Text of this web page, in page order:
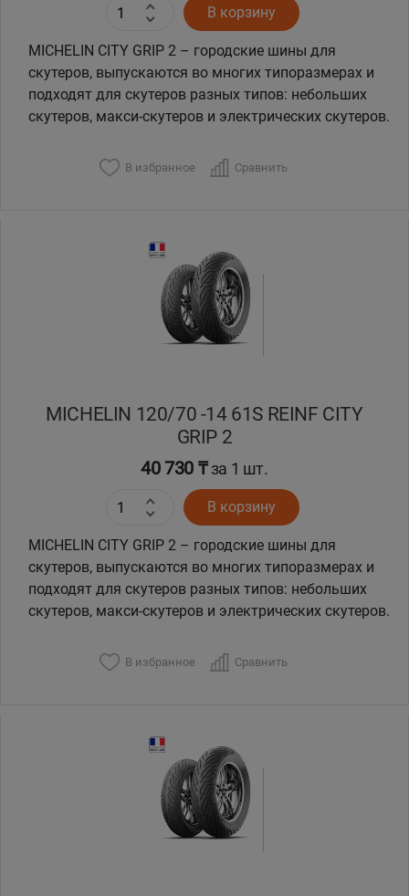
В корзину
MICHELIN CITY GRIP 2 – городские шины для
скутеров, выпускаются во многих типоразмерах и
подходят для скутеров разных типов: небольших
скутеров, макси-скутеров и электрических скутеров.
В избранное Сравнить
MICHELIN 120/70 -14 61S REINF CITY
GRIP 2
40 730 ₸за 1 шт.
В корзину
MICHELIN CITY GRIP 2 – городские шины для
скутеров, выпускаются во многих типоразмерах и
подходят для скутеров разных типов: небольших
скутеров, макси-скутеров и электрических скутеров.
В избранное Сравнить